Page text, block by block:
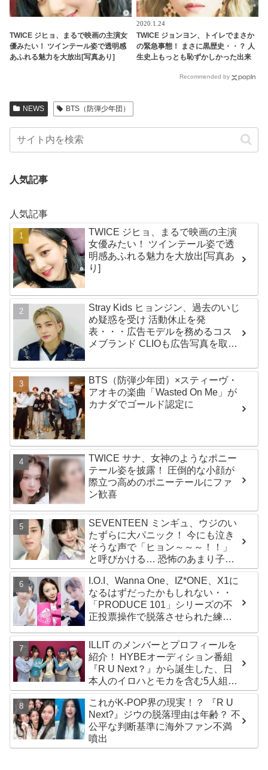
TWICE ジヒョ、まるで映画の主演女
優みたい！ ツインテール姿で透明感
あふれる魅力を大放出[写真あり]
2020.1.24
TWICE ジョンヨン、トイレでまさか
の緊急事態！ まさに黒歴史・・？ 人
生史上もっとも恥ずかしかった出来
Recommended by
NEWS BTS（防弾少年団）
人気記事
人気記事
TWICE ジヒョ、まるで映画の主演
女優みたい！ ツインテール姿で透
明感あふれる魅力を大放出[写真あ
り]
Stray Kids ヒョンジン、過去のいじ
め疑惑を受け 活動休止を発
表・・・広告モデルを務めるコス
メブランド CLIOも広告写真を取り
BTS（防弾少年団）×スティーヴ・
アオキの楽曲「Wasted On Me」が
カナダでゴールド認定に
TWICE サナ、女神のようなポニー
テール姿を披露！ 圧倒的な小顔が
際立つ高めのポニーテールにファ
ン歓喜
SEVENTEEN ミンギュ、ウジのい
たずらに大パニック！ 今にも泣き
そうな声で「ヒョン～～～！！」
と呼びかける… 恐怖のあまり子供
のように駆け出す姿がかわいい
I.O.I、Wanna One、IZ*ONE、X1に
なるはずだったかもしれない・・
「PRODUCE 101」シリーズの不
正投票操作で脱落させられた練習
ILLIT のメンバーとプロフィールを
紹介！ HYBEオーディション番組
『R U Next？』から誕生した、日
本人のイロハとモカを含む5人組ガ
ールズグループ！ デビュー曲
「Magnetic」がいきなりの大ヒッ
ト
これがK-POP界の現実！？ 『R U
Next?』ジウの脱落理由は年齢？ 不
公平な判断基準に海外ファン不満
噴出